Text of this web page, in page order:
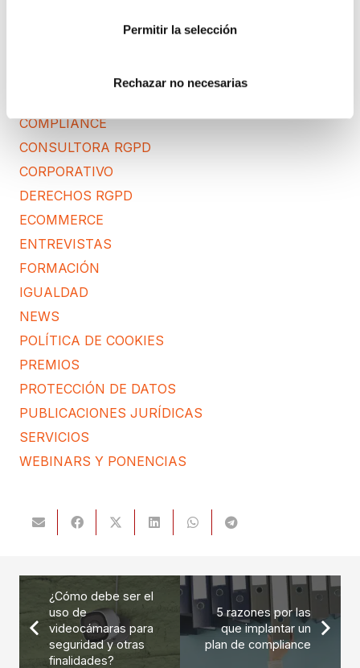
Permitir la selección
Rechazar no necesarias
COMPLIANCE
CONSULTORA RGPD
CORPORATIVO
DERECHOS RGPD
ECOMMERCE
ENTREVISTAS
FORMACIÓN
IGUALDAD
NEWS
POLÍTICA DE COOKIES
PREMIOS
PROTECCIÓN DE DATOS
PUBLICACIONES JURÍDICAS
SERVICIOS
WEBINARS Y PONENCIAS
¿Cómo debe ser el
uso de
videocámaras para
seguridad y otras
finalidades?
5 razones por las
que implantar un
plan de compliance